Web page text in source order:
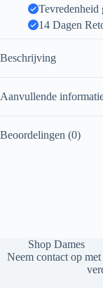
Tevredenheid
14 Dagen
Beschrijving
Aanvullende
Beoordelingen (0)
Shop Dames
Neem contact op